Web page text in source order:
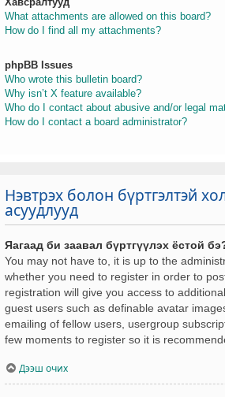
What attachments are allowed on this board?
How do I find all my attachments?
phpBB Issues
Who wrote this bulletin board?
Why isn’t X feature available?
Who do I contact about abusive and/or legal
How do I contact a board administrator?
Нэвтрэх болон бүртгэлтэй
асуудлууд
Яагаад би заавал бүртгүүлэх ёстой
You may not have to, it is up to the
whether you need to register in order to
registration will give you access to
guest users such as definable avatar
emailing of fellow users, usergroup
few moments to register so it is
Дээш очих